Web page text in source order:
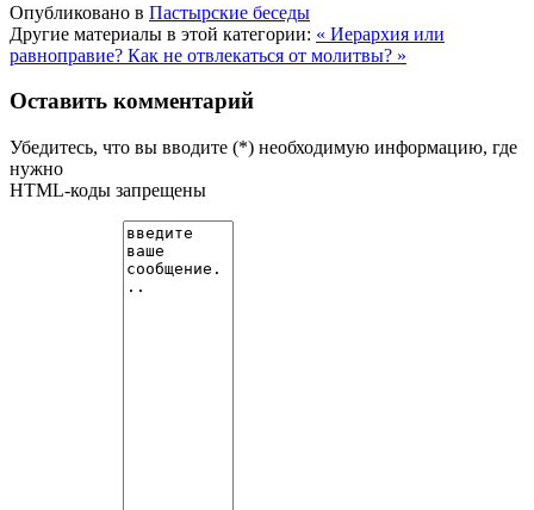
Опубликовано в Пастырские беседы
Другие материалы в этой категории: « Иерархия или
равноправие? Как не отвлекаться от молитвы? »
Оставить комментарий
Убедитесь, что вы вводите (*) необходимую информацию, где
нужно
HTML-коды запрещены